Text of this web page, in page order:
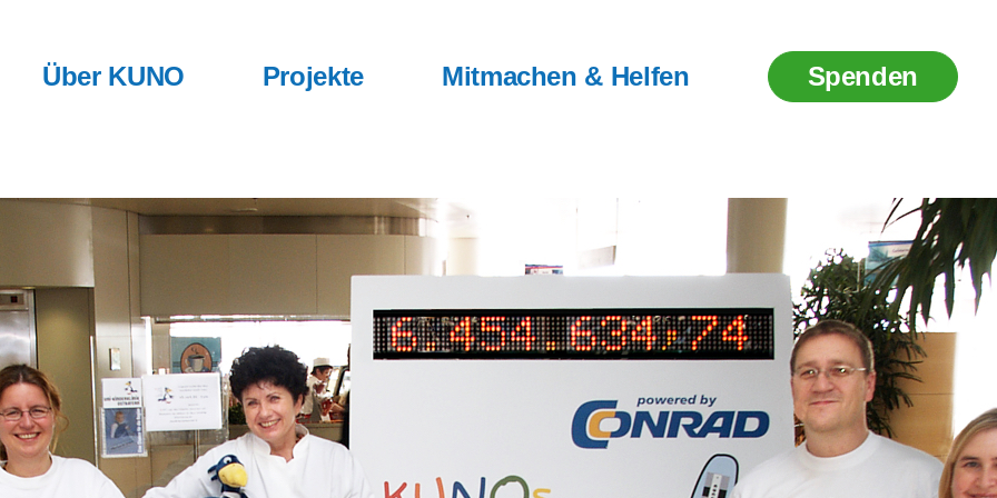
Über KUNO Projekte Mitmachen & Helfen Spenden